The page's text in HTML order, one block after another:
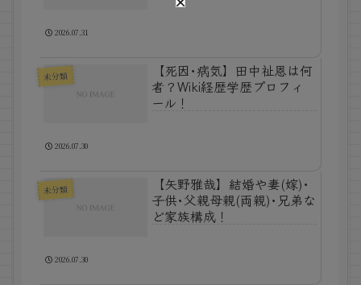
2026.07.31
未分類
【死因･病気】田中祉恩は何
者？Wiki経歴学歴プロフィ
ール！
2026.07.30
未分類
【矢野雅哉】結婚や妻(嫁)･
子供･父親母親(両親)･兄弟な
ど家族構成！
2026.07.30